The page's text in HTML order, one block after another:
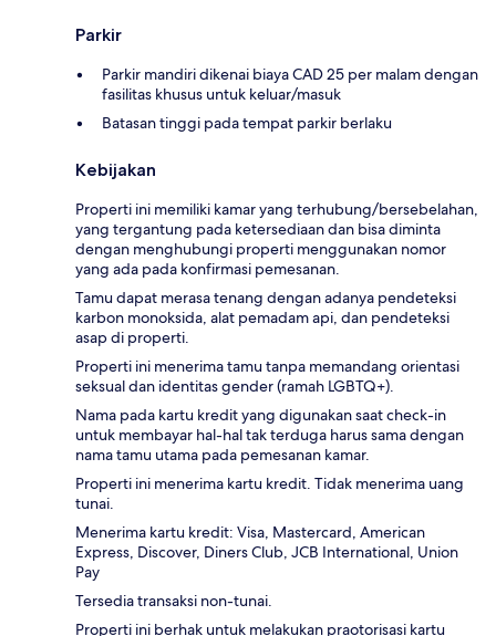
Parkir
Parkir mandiri dikenai biaya CAD 25 per malam dengan
fasilitas khusus untuk keluar/masuk
Batasan tinggi pada tempat parkir berlaku
Kebijakan
Properti ini memiliki kamar yang terhubung/bersebelahan,
yang tergantung pada ketersediaan dan bisa diminta
dengan menghubungi properti menggunakan nomor
yang ada pada konfirmasi pemesanan.
Tamu dapat merasa tenang dengan adanya pendeteksi
karbon monoksida, alat pemadam api, dan pendeteksi
asap di properti.
Properti ini menerima tamu tanpa memandang orientasi
seksual dan identitas gender (ramah LGBTQ+).
Nama pada kartu kredit yang digunakan saat check-in
untuk membayar hal-hal tak terduga harus sama dengan
nama tamu utama pada pemesanan kamar.
Properti ini menerima kartu kredit. Tidak menerima uang
tunai.
Menerima kartu kredit: Visa, Mastercard, American
Express, Discover, Diners Club, JCB International, Union
Pay
Tersedia transaksi non-tunai.
Properti ini berhak untuk melakukan praotorisasi kartu